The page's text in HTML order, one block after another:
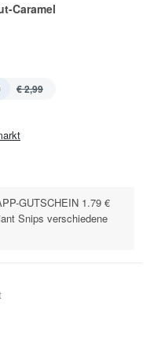
Caramel
€ 2,99
GUTSCHEIN 1.79 €
Snips verschiedene